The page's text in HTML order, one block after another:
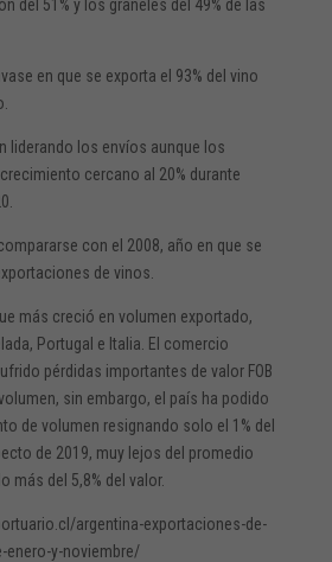
del 51% y los graneles del 49% de las
en que se exporta el 93% del vino
liderando los envíos aunque los
cercano al 20% durante
con el 2008, año en que se
de vinos.
más creció en volumen exportado,
Portugal e Italia. El comercio
pérdidas importantes de valor FOB
sin embargo, el país ha podido
de volumen resignando solo el 1% del
de 2019, muy lejos del promedio
más del 5,8% del valor.
argentina-exportaciones-de-
enero-y-noviembre/